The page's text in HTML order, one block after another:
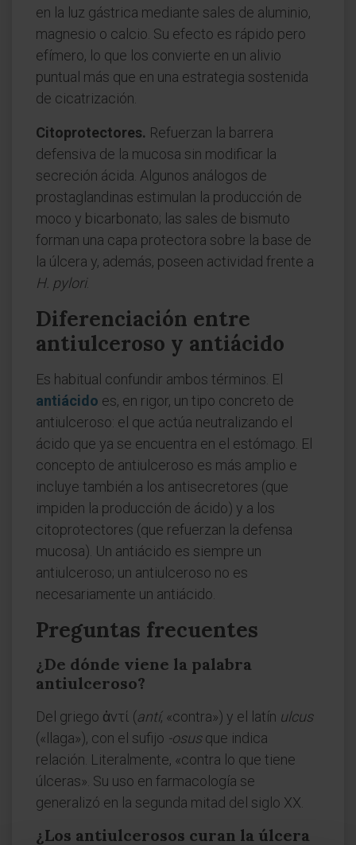
en la luz gástrica mediante sales de aluminio,
magnesio o calcio. Su efecto es rápido pero
efímero, lo que los convierte en un alivio
puntual más que en una estrategia sostenida
de cicatrización.
Citoprotectores. Refuerzan la barrera
defensiva de la mucosa sin modificar la
secreción ácida. Algunos análogos de
prostaglandinas estimulan la producción de
moco y bicarbonato; las sales de bismuto
forman una capa protectora sobre la base de
la úlcera y, además, poseen actividad frente a
H. pylori.
Diferenciación entre
antiulceroso y antiácido
Es habitual confundir ambos términos. El
antiácido es, en rigor, un tipo concreto de
antiulceroso: el que actúa neutralizando el
ácido que ya se encuentra en el estómago. El
concepto de antiulceroso es más amplio e
incluye también a los antisecretores (que
impiden la producción de ácido) y a los
citoprotectores (que refuerzan la defensa
mucosa). Un antiácido es siempre un
antiulceroso; un antiulceroso no es
necesariamente un antiácido.
Preguntas frecuentes
¿De dónde viene la palabra
antiulceroso?
Del griego ἀντί (antí, «contra») y el latín ulcus
(«llaga»), con el sufijo -osusque indica
relación. Literalmente, «contra lo que tiene
úlceras». Su uso en farmacología se
generalizó en la segunda mitad del siglo XX.
¿Los antiulcerosos curan la úlcera